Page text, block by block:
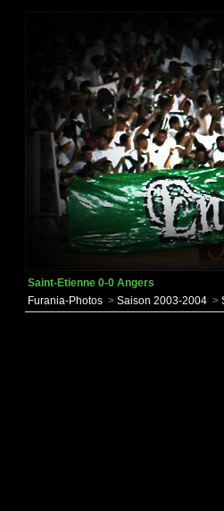
Saint-Etienne 0-0 Angers
Furania-Photos > Saison 2003-2004 >